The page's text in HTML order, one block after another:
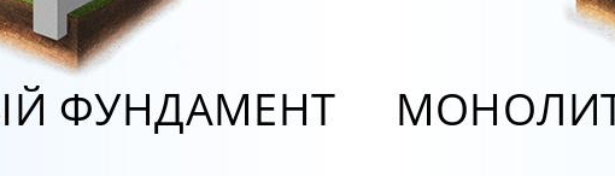
ФУНДАМЕНТ